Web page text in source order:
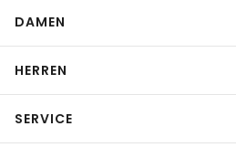
DAMEN
HERREN
SERVICE